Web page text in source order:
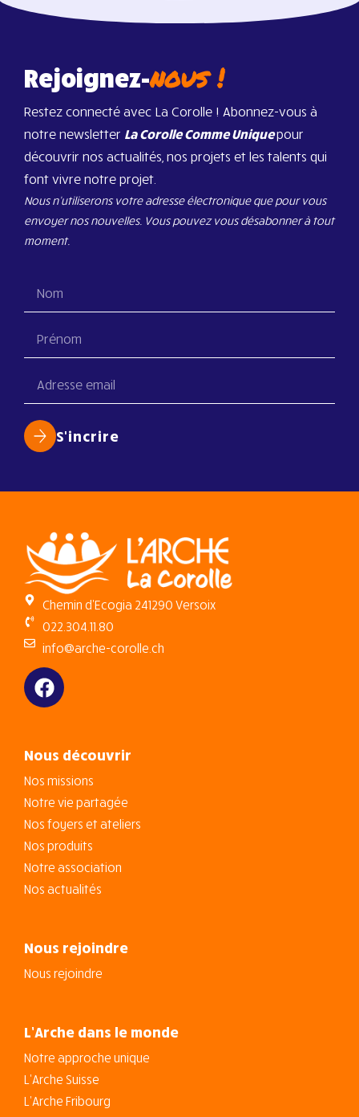
Rejoignez-nous !
Restez connecté avec La Corolle ! Abonnez-vous à
notre newsletter La Corolle Comme Uniquepour
découvrir nos actualités, nos projets et les talents qui
font vivre notre projet.
Nous n’utiliserons votre adresse électronique que pour vous
envoyer nos nouvelles. Vous pouvez vous désabonner à tout
moment.
S'incrire
Chemin d’Ecogia 241290 Versoix
022.304.11.80
info@arche-corolle.ch
Nous découvrir
Nos missions
Notre vie partagée
Nos foyers et ateliers
Nos produits
Notre association
Nos actualités
Nous rejoindre
Nous rejoindre
L’Arche dans le monde
Notre approche unique
L’Arche Suisse
L’Arche Fribourg